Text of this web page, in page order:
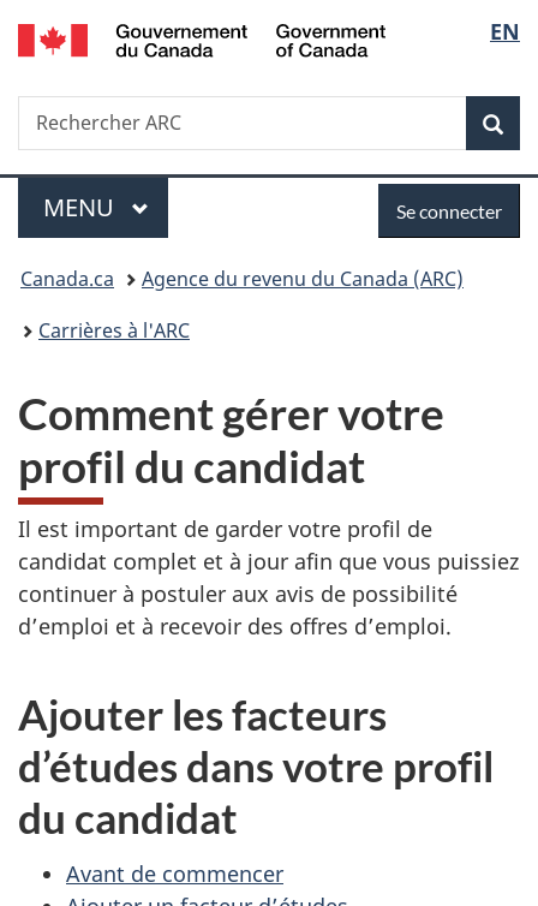
Passer
au
Passer
à
du
Passer
à
simplifiée
de
la
EN
Recherche
Rechercher
ARC
Menu
MENU PRINCIPAL
connecter
Se connecter
Vous
êtes
Canada.ca
Agence du revenu du Canada (ARC)
Carrières à l'ARC
Comment gérer votre
profil du candidat
Il est important de garder votre profil de
candidat complet et à jour afin que vous puissiez
continuer à postuler aux avis de possibilité
d’emploi et à recevoir des offres d’emploi.
Ajouter les facteurs
d’études dans votre profil
du candidat
Avant de commencer